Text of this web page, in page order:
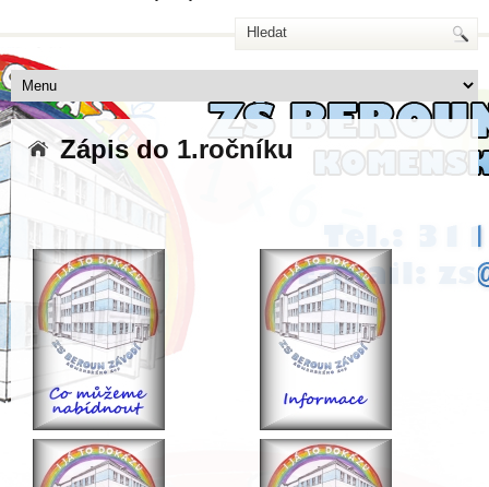
Zápis do 1.ročníku